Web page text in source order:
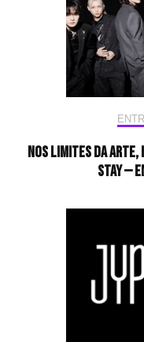
Nos limites da arte,
STAY —